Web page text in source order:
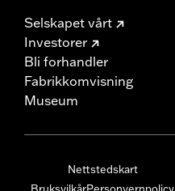
Selskapet vårt
Investorer
Bli forhandler
Fabrikkomvisning
Museum
Nettstedskart
BruksvilkårPersonvernpolicy